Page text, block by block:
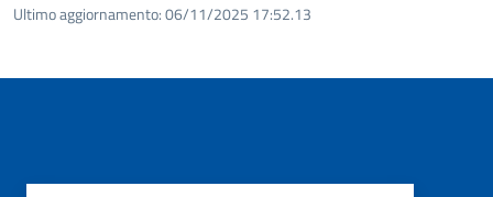
Ultimo aggiornamento:06/11/2025 17:52.13